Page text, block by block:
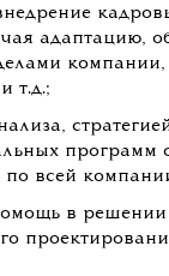
адаптацию,
т.д.;
программ
по всей
в решении